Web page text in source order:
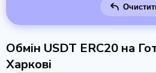
Обмін USDT ERC20 на
Харкові